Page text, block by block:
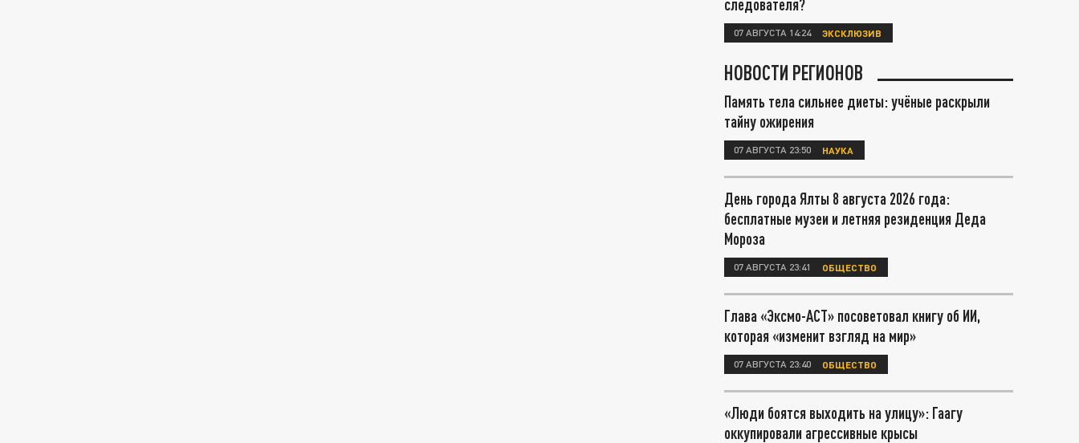
следователя?
07 АВГУСТА 14:24 ЭКСКЛЮЗИВ
НОВОСТИ РЕГИОНОВ
Память тела сильнее диеты: учёные раскрыли
тайну ожирения
07 АВГУСТА 23:50 НАУКА
День города Ялты 8 августа 2026 года:
бесплатные музеи и летняя резиденция Деда
Мороза
07 АВГУСТА 23:41 ОБЩЕСТВО
Глава «Эксмо-АСТ» посоветовал книгу об ИИ,
которая «изменит взгляд на мир»
07 АВГУСТА 23:40 ОБЩЕСТВО
«Люди боятся выходить на улицу»: Гаагу
оккупировали агрессивные крысы